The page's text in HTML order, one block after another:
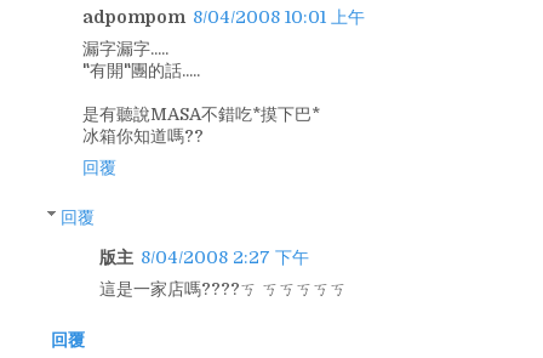
adpompom 8/04/2008 10:01 上午
漏字漏字.....
"有開"團的話.....
是有聽說MASA不錯吃*摸下巴*
冰箱你知道嗎??
回覆
回覆
版主 8/04/2008 2:27 下午
這是一家店嗎????ㄎ ㄎㄎㄎㄎㄎ
回覆